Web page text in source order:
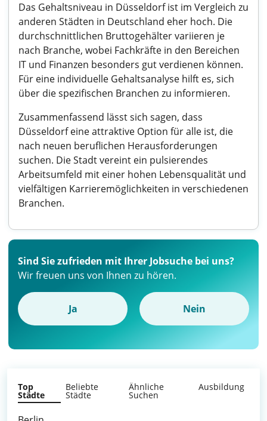
Das Gehaltsniveau in Düsseldorf ist im Vergleich zu
anderen Städten in Deutschland eher hoch. Die
durchschnittlichen Bruttogehälter variieren je
nach Branche, wobei Fachkräfte in den Bereichen
IT und Finanzen besonders gut verdienen können.
Für eine individuelle Gehaltsanalyse hilft es, sich
über die spezifischen Branchen zu informieren.
Zusammenfassend lässt sich sagen, dass
Düsseldorf eine attraktive Option für alle ist, die
nach neuen beruflichen Herausforderungen
suchen. Die Stadt vereint ein pulsierendes
Arbeitsumfeld mit einer hohen Lebensqualität und
vielfältigen Karrieremöglichkeiten in verschiedenen
Branchen.
Sind Sie zufrieden mit Ihrer Jobsuche bei uns?
Wir freuen uns von Ihnen zu hören.
Ja Nein
Top
Städte
Beliebte
Städte
Ähnliche
Suchen
Ausbildung